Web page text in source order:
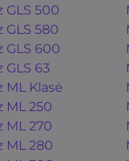
GLS 500
GLS 580
GLS 600
63
ML Klasė
ML 250
ML 270
ML 280